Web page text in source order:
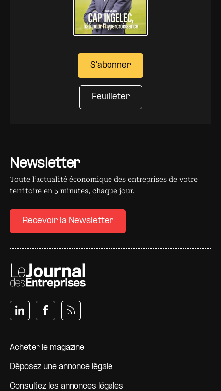
Newsletter
Toute l’actualité économique des entreprises de votre
territoire en 5 minutes, chaque jour.
Recevoir la Newsletter
Pied de page
Acheter le magazine
Déposez une annonce légale
Consultez les annonces légales
S'abonner
Feuilleter